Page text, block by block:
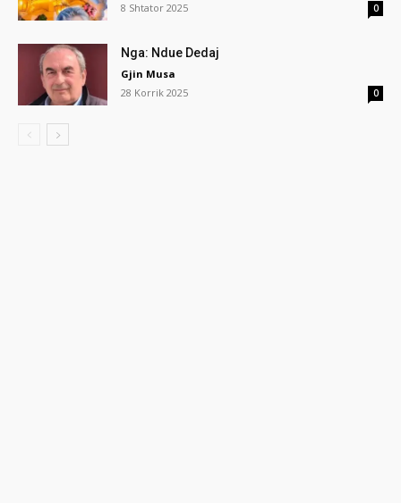
8 Shtator 2025
0
Nga: Ndue Dedaj
Gjin Musa
28 Korrik 2025
0